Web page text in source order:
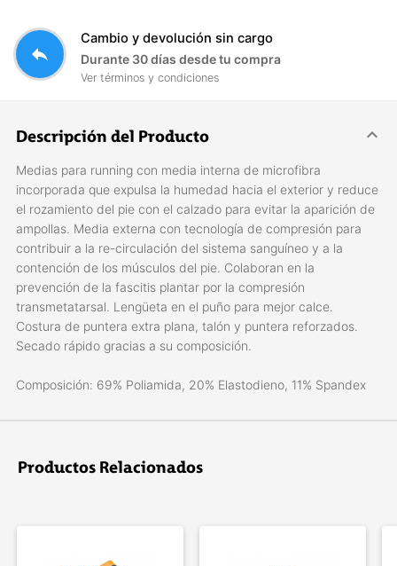
reply
Cambio y devolución sin cargo
Durante 30 días desde tu compra
Ver términos y condiciones
Descripción del Producto
Medias para running con media interna de microfibra
incorporada que expulsa la humedad hacia el exterior y reduce
el rozamiento del pie con el calzado para evitar la aparición de
ampollas. Media externa con tecnología de compresión para
contribuir a la re-circulación del sistema sanguíneo y a la
contención de los músculos del pie. Colaboran en la
prevención de la fascitis plantar por la compresión
transmetatarsal. Lengüeta en el puño para mejor calce.
Costura de puntera extra plana, talón y puntera reforzados.
Secado rápido gracias a su composición.
Composición: 69% Poliamida, 20% Elastodieno, 11% Spandex
Productos Relacionados